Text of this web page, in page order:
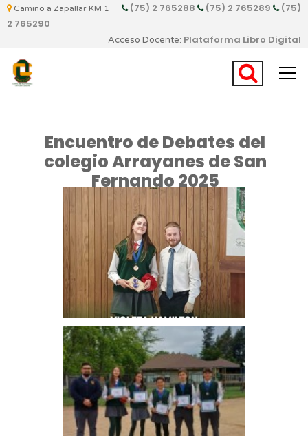
Camino a Zapallar KM 1 (75) 2 765288 (75) 2 765289
(75)
2 765290
Acceso Docente: Plataforma Libro Digital
Encuentro de Debates del
colegio Arrayanes de San
Fernando 2025